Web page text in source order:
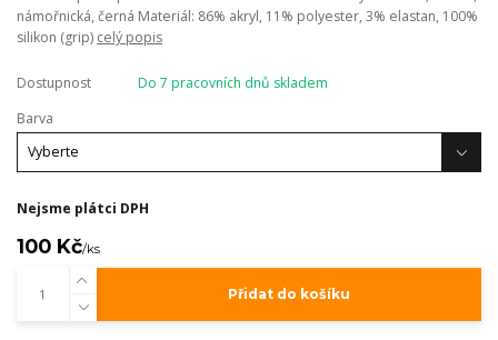
námořnická, černá Materiál: 86% akryl, 11% polyester, 3% elastan, 100%
silikon (grip) celý popis
Dostupnost
Do 7 pracovních dnů skladem
Barva
Nejsme plátci DPH
100 Kč/ks
Přidat do košíku